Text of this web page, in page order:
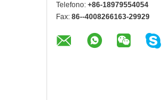
Telefono: +86-18979554054
Fax: 86--4008266163-29929